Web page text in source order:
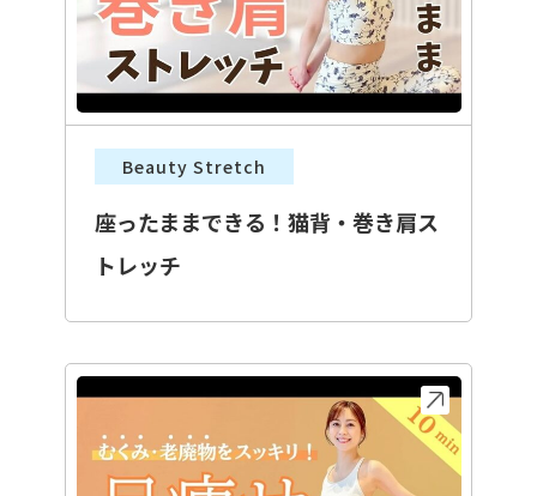
Beauty Stretch
座ったままできる！猫背・巻き肩ス
トレッチ